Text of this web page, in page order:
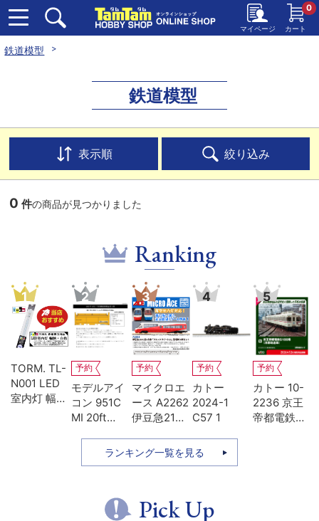
マイページ カート
0
鉄道模型
鉄道模型
表示順 絞り込み
0 件の商品が見つかりました
Ranking
1
TORM. TL-
N001 LED
室内灯 幅狭
2
予約
モデルアイ
コン 951C
MI 20ft
3
予約
マイクロエ
ース A2262
伊豆急2100
ルファ・リ
ゾート21 登
4
予約
カトー
2024-1
C57 1
5
予約
カトー 10-
2236 京王
帝都電鉄
ランキング一覧を見る
Pick Up